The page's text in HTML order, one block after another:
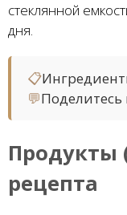
стеклянной
дня.
📋
💬
Продукты
рецепта